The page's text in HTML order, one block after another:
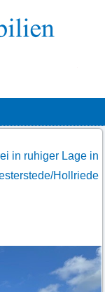
in ruhiger Lage in
Hollriede